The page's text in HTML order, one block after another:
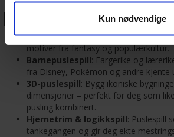
Kun nødvendige
puslespill
Puslespill for voksne: Alt fra vakre
motiver fra fantasy og populærkultur.
Barnepuslespill: Fargerike og
fra Disney, Pokémon og andre kjente
3D-puslespill: Bygg ikoniske
dimensjoner – perfekt for deg som
pusling kombinert.
Hjernetrim & logikkspill: Puslespill
tankegangen og gir deg ekte